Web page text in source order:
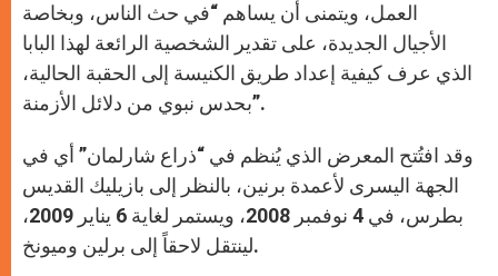
العمل، ويتمنى أن يساهم “في حث الناس، وبخاصة
الأجيال الجديدة، على تقدير الشخصية الرائعة لهذا البابا
الذي عرف كيفية إعداد طريق الكنيسة إلى الحقبة الحالية،
بحدس نبوي من دلائل الأزمنة”.
وقد افتُتح المعرض الذي يُنظم في “ذراع شارلمان” أي في
الجهة اليسرى لأعمدة برنين، بالنظر إلى بازيليك القديس
بطرس، في 4 نوفمبر 2008، ويستمر لغاية 6 يناير 2009،
لينتقل لاحقاً إلى برلين وميونخ.